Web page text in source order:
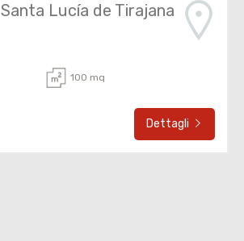
Santa Lucía de Tirajana
100 mq
Dettagli